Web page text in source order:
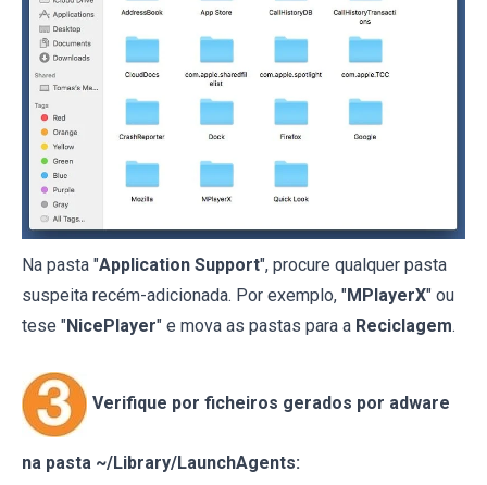
Na pasta "Application Support", procure qualquer pasta
suspeita recém-adicionada. Por exemplo, "MPlayerX" ou
tese "NicePlayer" e mova as pastas para a Reciclagem.
Verifique por ficheiros gerados por adware
na pasta ~/Library/LaunchAgents: